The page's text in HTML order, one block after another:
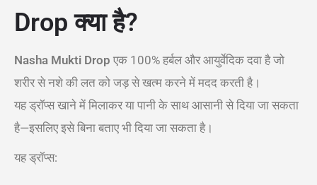
Drop क्या है?
Nasha Mukti Drop एक 100% हर्बल और आयुर्वेदिक दवा है जो
शरीर से नशे की लत को जड़ से खत्म करने में मदद करती है।
यह ड्रॉप्स खाने में मिलाकर या पानी के साथ आसानी से दिया जा सकता
है—इसलिए इसे बिना बताए भी दिया जा सकता है।
यह ड्रॉप्स: